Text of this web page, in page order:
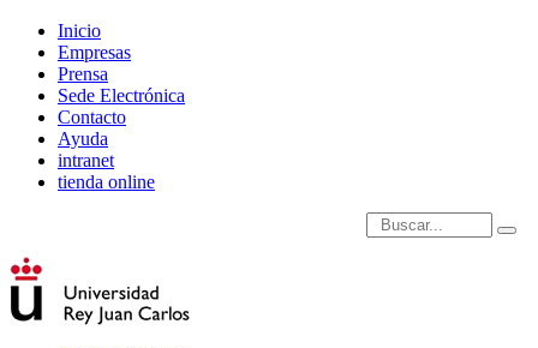
Inicio
Empresas
Prensa
Sede Electrónica
Contacto
Ayuda
intranet
tienda online
Introduce términos de